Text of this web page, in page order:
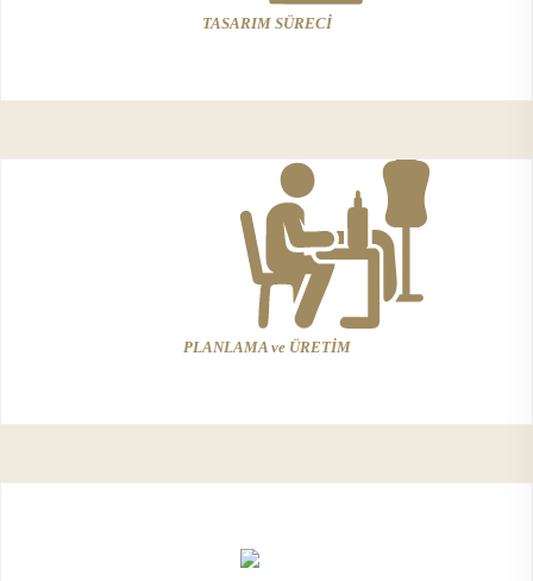
TASARIM SÜRECİ
PLANLAMA ve ÜRETİM